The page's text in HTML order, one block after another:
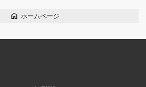
home ホームページ